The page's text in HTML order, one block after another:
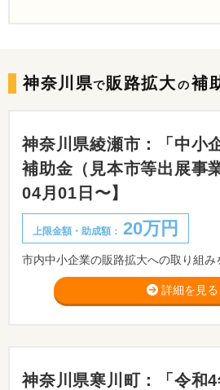
神奈川県で販路拡大の 補
神奈川県綾瀬市：「中小
補助金（見本市等出展事
04月01日〜】
上限金額・助成額： 20万円
詳細を見る
神奈川県寒川町：「令和